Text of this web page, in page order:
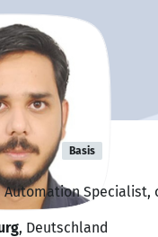
Basis
Automation Specialist,
, Deutschland